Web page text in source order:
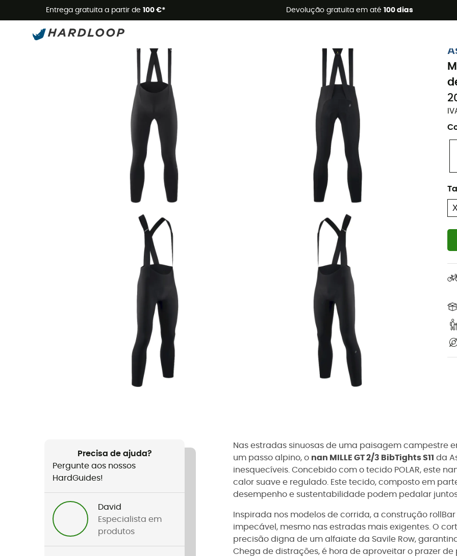
Entrega gratuita a partir de 100 €* Devolução gratuita em até 100 dias
Promoções de verão 🔥 -5% EXTRA a partir de 2 produtos* com o código
Precisa de ajuda?
Pergunte aos nossos
HardGuides!
David
Especialista em
produtos
Nas estradas sinuosas de uma paisagem campestre
um passo alpino, o nan MILLE GT 2/3 BibTights S11 da
inesquecíveis. Concebido com o tecido POLAR, este
calor suave e regulado. Este tecido, composto em
desempenho e sustentabilidade podem pedalar
Inspirada nos modelos de corrida, a construção
impecável, mesmo nas estradas mais exigentes. O
precisão digna de um alfaiate da Savile Row,
Chega de distrações, é hora de aproveitar o prazer de